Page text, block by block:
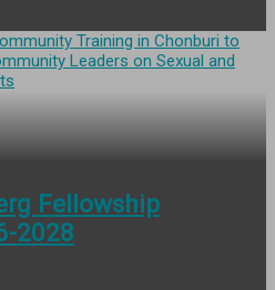
Fellowship
2028